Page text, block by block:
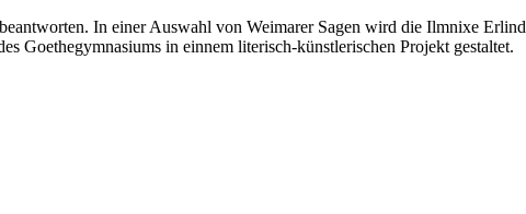
In einer Auswahl von Weimarer Sagen wird die Ilmnixe
Goethegymnasiums in einnem literisch-künstlerischen Projekt gestaltet.